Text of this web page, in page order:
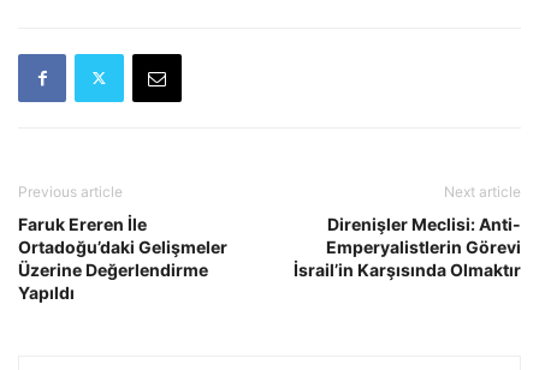
Previous article
Faruk Ereren İle
Ortadoğu’daki Gelişmeler
Üzerine Değerlendirme
Yapıldı
Next article
Direnişler Meclisi: Anti-
Emperyalistlerin Görevi
İsrail’in Karşısında Olmaktır